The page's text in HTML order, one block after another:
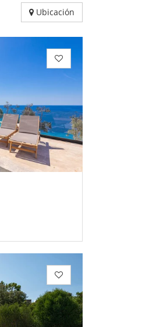
Ubicación